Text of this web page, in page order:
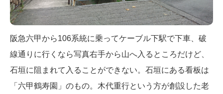
阪急六甲から106系統に乗ってケーブル下駅で下車、破
線通りに行くなら写真右手から山へ入るところだけど、
石垣に阻まれて入ることができない。石垣にある看板は
「六甲鶴寿園」のもの。木代重行という方が創設した老